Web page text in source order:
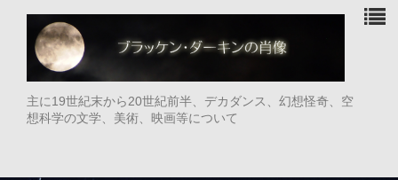
主に19世紀末から20世紀前半、デカダンス、幻想怪奇、空
想科学の文学、美術、映画等について